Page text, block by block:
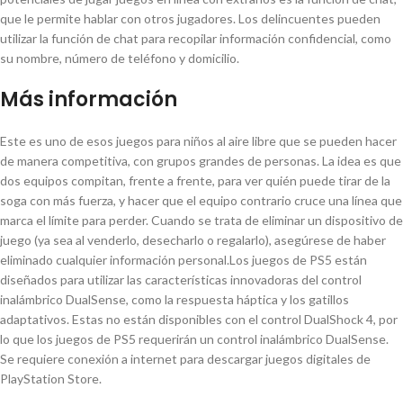
que le permite hablar con otros jugadores. Los delincuentes pueden
utilizar la función de chat para recopilar información confidencial, como
su nombre, número de teléfono y domicilio.
Más información
Este es uno de esos juegos para niños al aire libre que se pueden hacer
de manera competitiva, con grupos grandes de personas. La idea es que
dos equipos compitan, frente a frente, para ver quién puede tirar de la
soga con más fuerza, y hacer que el equipo contrario cruce una línea que
marca el límite para perder. Cuando se trata de eliminar un dispositivo de
juego (ya sea al venderlo, desecharlo o regalarlo), asegúrese de haber
eliminado cualquier información personal.Los juegos de PS5 están
diseñados para utilizar las características innovadoras del control
inalámbrico DualSense, como la respuesta háptica y los gatillos
adaptativos. Estas no están disponibles con el control DualShock 4, por
lo que los juegos de PS5 requerirán un control inalámbrico DualSense.
Se requiere conexión a internet para descargar juegos digitales de
PlayStation Store.